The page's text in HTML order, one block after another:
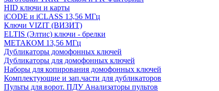
HID ключи и карты
iCODE и iCLASS 13,56 МГц
Ключи VIZIT (ВИЗИТ)
ELTIS (Элтис) ключи - брелки
МЕТАКОМ 13,56 МГц
Дубликаторы домофонных ключей
Дубликаторы для домофонных ключей
Наборы для копирования домофонных ключей
Комплектующие и зап.части для дубликаторов
Пульты для ворот. ПДУ Анализаторы пультов